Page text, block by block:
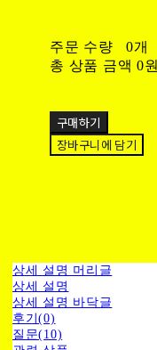
주문 수량
0개
총 상품 금액 0원
구매하기
장바구니에 담기
상세 설명 머리글
상세 설명
상세 설명 바닥글
후기(0)
질문(10)